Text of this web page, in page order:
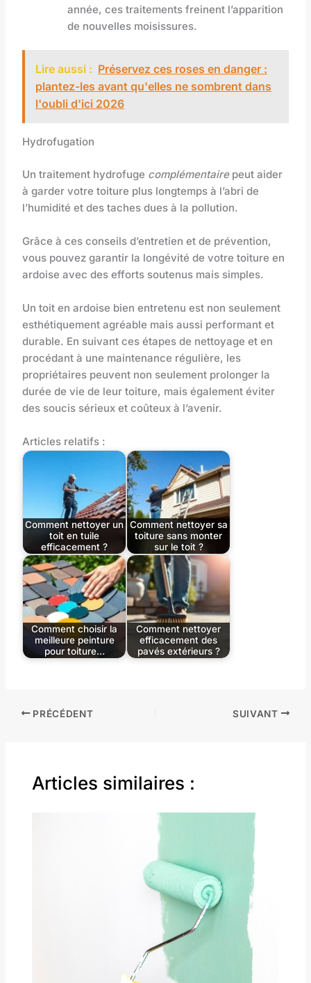
année, ces traitements freinent l’apparition
de nouvelles moisissures.
Lire aussi : Préservez ces roses en danger :
plantez-les avant qu'elles ne sombrent dans
l'oubli d'ici 2026
Hydrofugation
Un traitement hydrofuge complémentairepeut aider
à garder votre toiture plus longtemps à l’abri de
l’humidité et des taches dues à la pollution.
Grâce à ces conseils d’entretien et de prévention,
vous pouvez garantir la longévité de votre toiture en
ardoise avec des efforts soutenus mais simples.
Un toit en ardoise bien entretenu est non seulement
esthétiquement agréable mais aussi performant et
durable. En suivant ces étapes de nettoyage et en
procédant à une maintenance régulière, les
propriétaires peuvent non seulement prolonger la
durée de vie de leur toiture, mais également éviter
des soucis sérieux et coûteux à l’avenir.
Articles relatifs :
Comment nettoyer un
toit en tuile
efficacement ?
Comment nettoyer sa
toiture sans monter
sur le toit ?
Comment choisir la
meilleure peinture
pour toiture…
Comment nettoyer
efficacement des
pavés extérieurs ?
PRÉCÉDENT SUIVANT
Articles similaires :